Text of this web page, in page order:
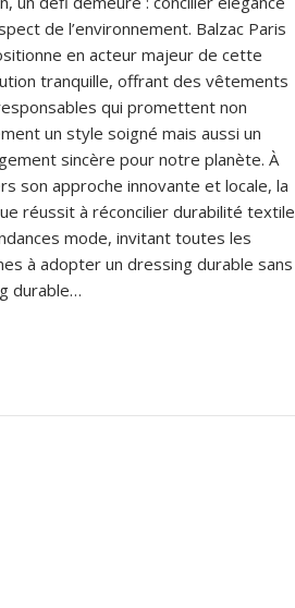
de l’environnement. Balzac Paris
en acteur majeur de cette
tranquille, offrant des vêtements
qui promettent non
un style soigné mais aussi un
sincère pour notre planète. À
son approche innovante et locale, la
réussit à réconcilier durabilité textile
mode, invitant toutes les
à adopter un dressing durable sans
durable…